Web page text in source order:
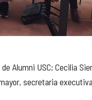
Alumni USC; Cecilia
secretaria